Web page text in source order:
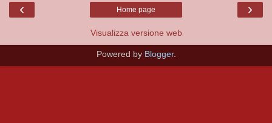
‹ ›
Home page
Visualizza versione web
Powered by Blogger.